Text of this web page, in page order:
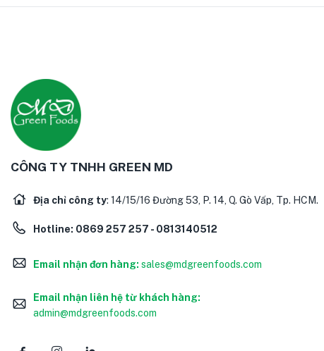
CÔNG TY TNHH GREEN MD
Địa chỉ công ty: 14/15/16 Đường 53, P. 14, Q. Gò Vấp, Tp. HCM.
Hotline: 0869 257 257 - 0813140512
Email nhận đơn hàng: sales@mdgreenfoods.com
Email nhận liên hệ từ khách hàng:
admin@mdgreenfoods.com